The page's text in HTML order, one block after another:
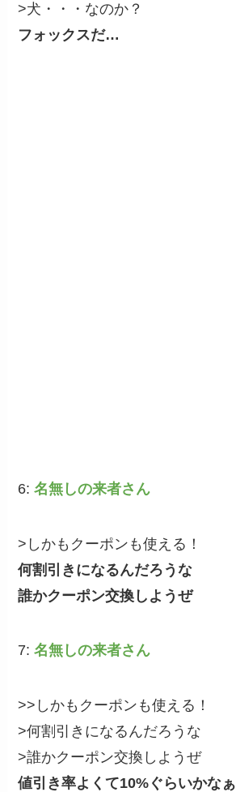
>犬・・・なのか？
フォックスだ…
6:名無しの来者さん
>しかもクーポンも使える！
何割引きになるんだろうな
誰かクーポン交換しようぜ
7:名無しの来者さん
>>しかもクーポンも使える！
>何割引きになるんだろうな
>誰かクーポン交換しようぜ
値引き率よくて10%ぐらいかなぁ